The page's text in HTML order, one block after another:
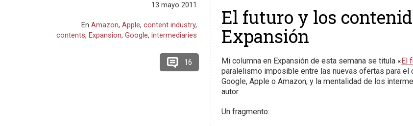
El futuro y los
Expansión
Mi columna en Expansión de esta semana se titula «El
paralelismo imposible entre las nuevas ofertas para
Google, Apple o Amazon, y la mentalidad de los
autor.
Un fragmento:
13 mayo 2011
EnAmazon,Apple,content industry,
contents,Expansion,Google,intermediaries
16